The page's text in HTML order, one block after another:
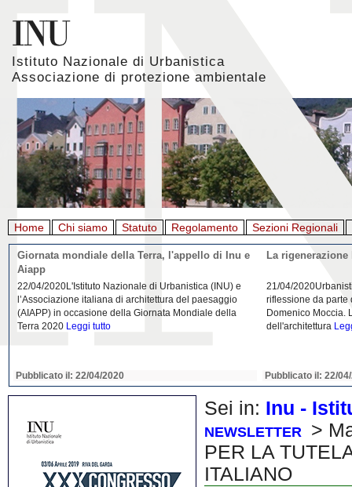
Istituto Nazionale di Urbanistica
Associazione di protezione ambientale
Home Chi siamo Statuto Regolamento Sezioni Regionali
Giornata mondiale della Terra, l'appello di Inu e
Aiapp
22/04/2020L'Istituto Nazionale di Urbanistica (INU) e
l’Associazione italiana di architettura del paesaggio
(AIAPP) in occasione della Giornata Mondiale della
Terra 2020 Leggi tutto
Pubblicato il: 22/04/2020
La
21/04/
riflessione da parte
Domenico Moccia.
dell'architettura
Pubblicato il: 22/
Sei in: Inu -
NEWSLETTER
>
PER LA
ITALIANO